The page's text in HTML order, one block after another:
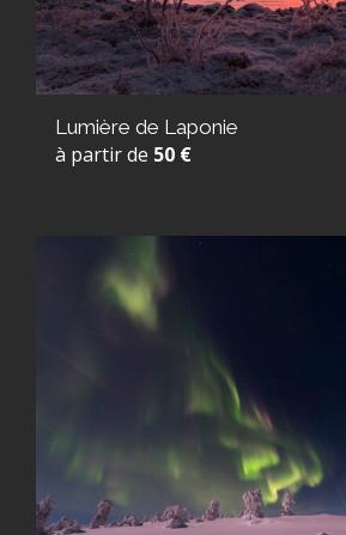
Lumière de Laponie
à partir de 50 €